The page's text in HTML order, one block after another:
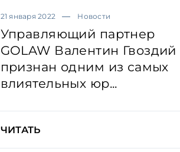
21 января 2022 Новости
Управляющий партнер
GOLAW Валентин Гвоздий
признан одним из самых
влиятельных юр...
ЧИТАТЬ